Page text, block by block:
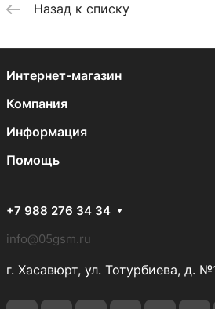
Назад к списку
Интернет-магазин
Компания
Информация
Помощь
+7 988 276 34 34
info@05gsm.ru
г. Хасавюрт, ул. Тотурбиева, д.